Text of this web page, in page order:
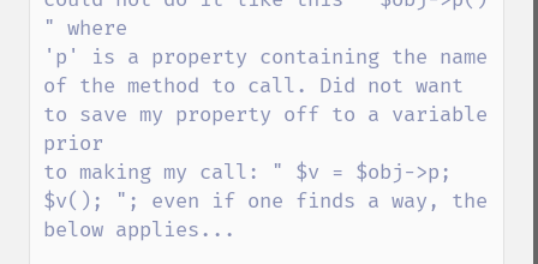
" where
'p' is a property containing the name
of the method to call. Did not want
to save my property off to a variable
prior
to making my call: " $v = $obj->p;
$v(); "; even if one finds a way, the
below applies...